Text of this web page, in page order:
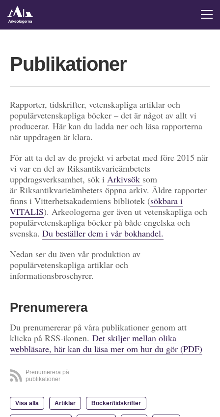
Publikationer
Rapporter, tidskrifter, vetenskapliga artiklar och
populärvetenskapliga böcker – det är något av allt vi
producerar. Här kan du ladda ner och läsa rapporterna
när uppdragen är klara.
För att ta del av de projekt vi arbetat med före 2015 när
vi var en del av Riksantikvarieämbetets
uppdragsverksamhet, sök i Arkivsök som
är Riksantikvarieämbetets öppna arkiv. Äldre rapporter
finns i Vitterhetsakademiens bibliotek (sökbara i
VITALIS). Arkeologerna ger även ut vetenskapliga och
populärvetenskapliga böcker på både engelska och
svenska. Du beställer dem i vår bokhandel.
Nedan ser du även vår produktion av
populärvetenskapliga artiklar och
informationsbroschyrer.
Prenumerera
Du prenumererar på våra publikationer genom att
klicka på RSS-ikonen. Det skiljer mellan olika
webbläsare, här kan du läsa mer om hur du gör (PDF)
Prenumerera på
publikationer
Visa alla Artiklar Böcker/tidskrifter